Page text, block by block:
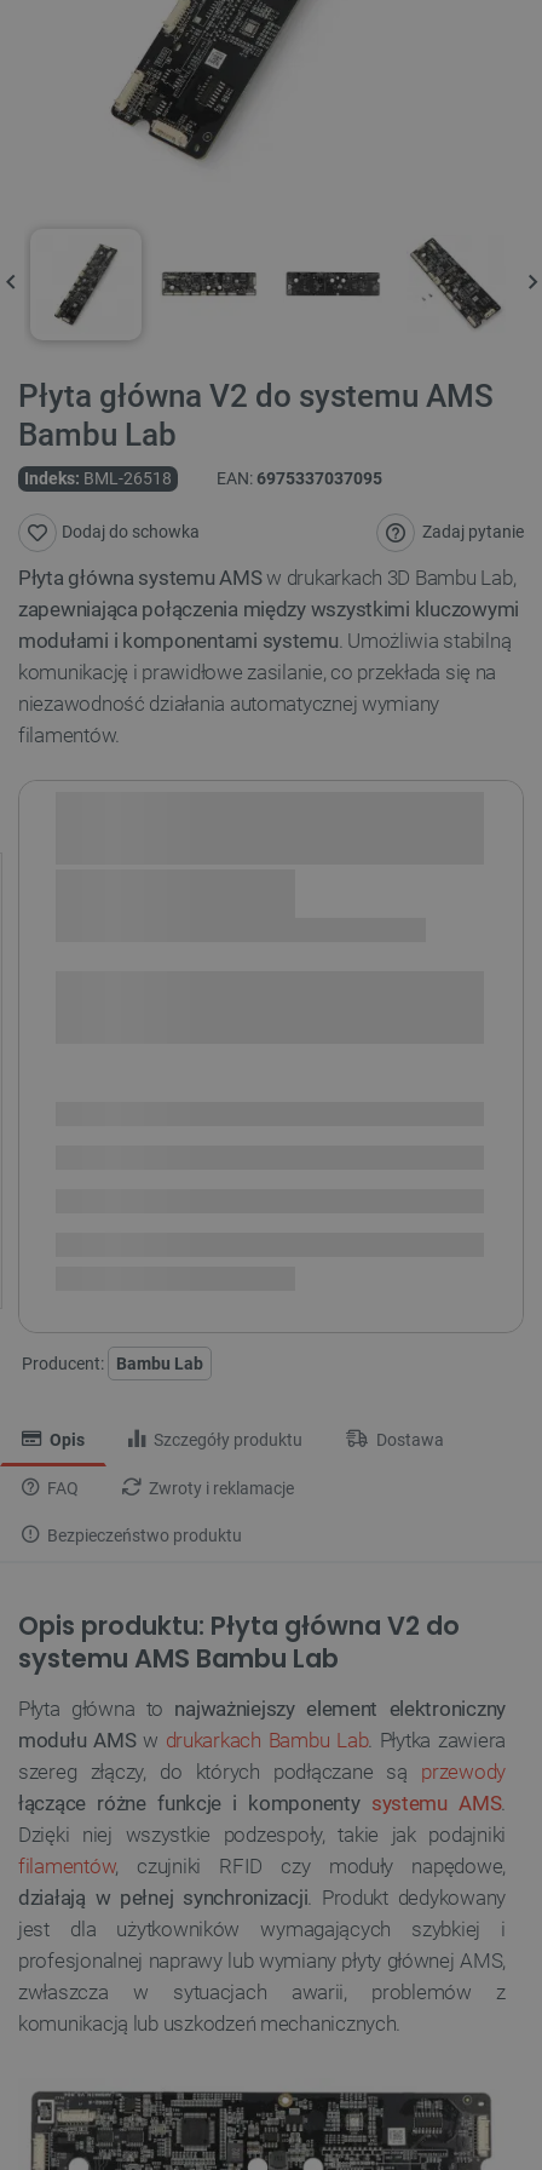
Płyta główna V2 do systemu AMS
Bambu Lab
Indeks: BML-26518 EAN:6975337037095
Zadaj pytanie
Dodaj do schowka
Płyta główna systemu AMSw drukarkach 3D Bambu Lab,
zapewniająca połączenia między wszystkimi kluczowymi
modułami i komponentami systemu. Umożliwia stabilną
komunikację i prawidłowe zasilanie, co przekłada się na
niezawodność działania automatycznej wymiany
filamentów.
Producent: Bambu Lab
Opis Szczegóły produktu Dostawa
FAQ Zwroty i reklamacje
Bezpieczeństwo produktu
Opis produktu: Płyta główna V2 do
systemu AMS Bambu Lab
Płyta główna to najważniejszy element elektroniczny
modułu AMSw drukarkach Bambu Lab. Płytka zawiera
szereg złączy, do których podłączane są przewody
łączące różne funkcje i komponenty systemu AMS.
Dzięki niej wszystkie podzespoły, takie jak podajniki
filamentów, czujniki RFID czy moduły napędowe,
działają w pełnej synchronizacji . Produkt dedykowany
jest dla użytkowników wymagających szybkiej i
profesjonalnej naprawy lub wymiany płyty głównej AMS,
zwłaszcza w sytuacjach awarii, problemów z
komunikacją lub uszkodzeń mechanicznych.